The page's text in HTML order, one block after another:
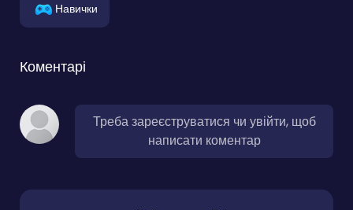
Навички
Коментарі
Треба зареєструватися чи увійти, щоб
написати коментар